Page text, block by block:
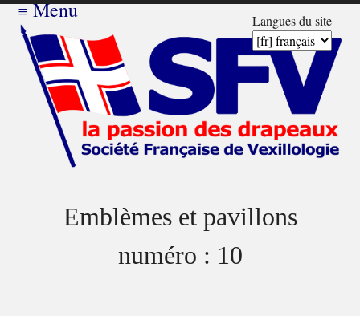
Langues du site
≡Menu
Emblèmes et pavillons
numéro : 10